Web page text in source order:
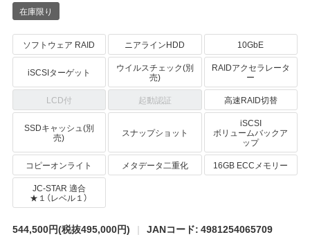
ソフトウェア RAID ニアラインHDD 10GbE
iSCSIターゲット ウイルスチェック(別
売)
RAIDアクセラレータ
ー
LCD付
起動認証 高速RAID切替
SSDキャッシュ(別
売) スナップショット
iSCSI
ボリュームバックア
ップ
コピーオンライト
メタデータ二重化
16GB ECCメモリー
JC-STAR 適合
★１（レベル１）
544,500円(税抜495,000円) JANコード: 4981254065709